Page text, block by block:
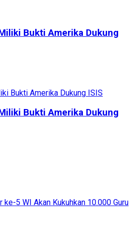
Bukti Amerika Dukung
Bukti Amerika Dukung